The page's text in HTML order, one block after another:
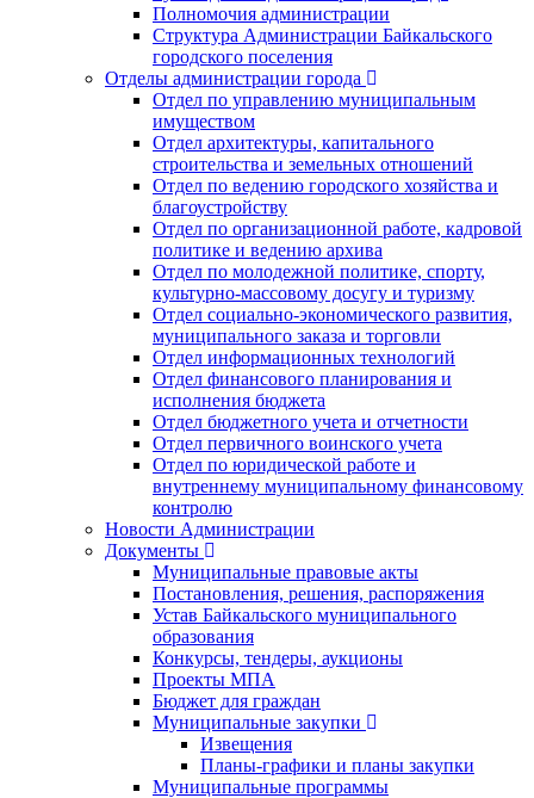
Полномочия администрации
Структура Администрации Байкальского
городского поселения
Отделы администрации города
Отдел по управлению муниципальным
имуществом
Отдел архитектуры, капитального
строительства и земельных отношений
Отдел по ведению городского хозяйства и
благоустройству
Отдел по организационной работе, кадровой
политике и ведению архива
Отдел по молодежной политике, спорту,
культурно-массовому досугу и туризму
Отдел социально-экономического развития,
муниципального заказа и торговли
Отдел информационных технологий
Отдел финансового планирования и
исполнения бюджета
Отдел бюджетного учета и отчетности
Отдел первичного воинского учета
Отдел по юридической работе и
внутреннему муниципальному финансовому
контролю
Новости Администрации
Документы
Муниципальные правовые акты
Постановления, решения, распоряжения
Устав Байкальского муниципального
образования
Конкурсы, тендеры, аукционы
Проекты МПА
Бюджет для граждан
Муниципальные закупки
Извещения
Планы-графики и планы закупки
Муниципальные программы